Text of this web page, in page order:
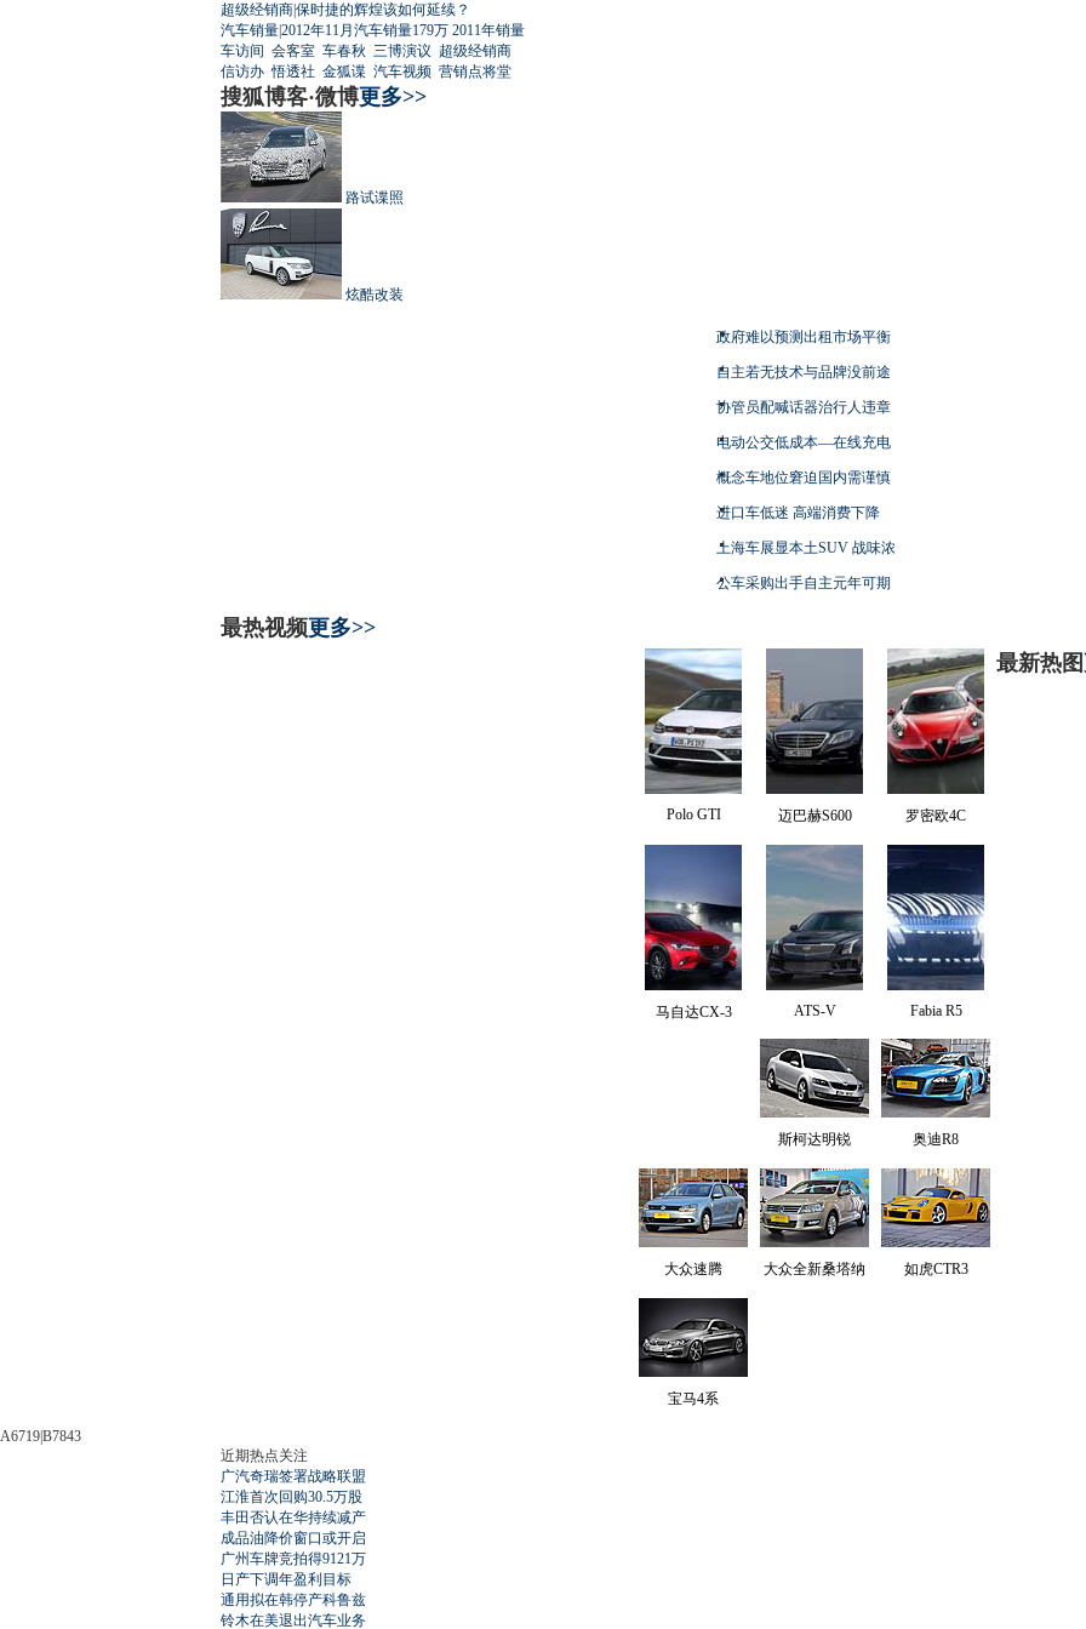
超级经销商|保时捷的辉煌该如何延续？
汽车销量|2012年11月汽车销量179万 2011年销量
车访间 会客室 车春秋 三博演议 超级经销商
信访办 悟透社 金狐谍 汽车视频 营销点将堂
搜狐博客·微博更多>>
路试谍照
炫酷改装
政府难以预测出租市场平衡
自主若无技术与品牌没前途
协管员配喊话器治行人违章
电动公交低成本—在线充电
概念车地位窘迫国内需谨慎
进口车低迷 高端消费下降
上海车展显本土SUV 战味浓
公车采购出手自主元年可期
最热视频更多>>
Polo GTI 迈巴赫S600 罗密欧4C
马自达CX-3 ATS-V Fabia R5
最新热图
斯柯达明锐 奥迪R8
大众速腾 大众全新桑塔纳 如虎CTR3
宝马4系
A6719|B7843
近期热点关注
广汽奇瑞签署战略联盟
江淮首次回购30.5万股
丰田否认在华持续减产
成品油降价窗口或开启
广州车牌竞拍得9121万
日产下调年盈利目标
通用拟在韩停产科鲁兹
铃木在美退出汽车业务